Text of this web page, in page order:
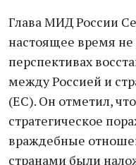
Глава МИД России
настоящее время не
перспективах
между Россией и
(ЕС). Он отметил,
стратегическое
враждебные
странами были